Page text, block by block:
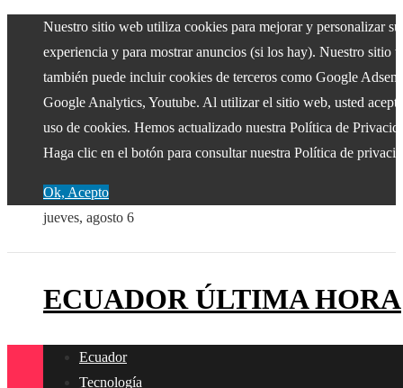
Nuestro sitio web utiliza cookies para mejorar y personalizar su
experiencia y para mostrar anuncios (si los hay). Nuestro sitio
también puede incluir cookies de terceros como Google
Google Analytics, Youtube. Al utilizar el sitio web, usted
uso de cookies. Hemos actualizado nuestra Política de
Haga clic en el botón para consultar nuestra Política de
Ok, Acepto
jueves, agosto 6
ECUADOR ÚLTIMA HORA
Ecuador
Tecnología